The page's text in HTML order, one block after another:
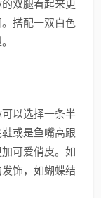
双腿看起来更
搭配一双白色
以选择一条半
或是鱼嘴高跟
可爱俏皮。如
饰，如蝴蝶结